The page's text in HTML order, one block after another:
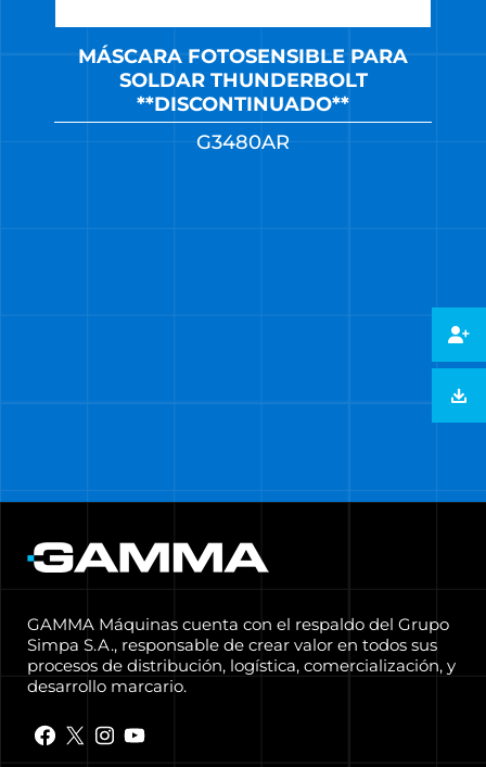
MÁSCARA FOTOSENSIBLE PARA
SOLDAR THUNDERBOLT
**DISCONTINUADO**
G3480AR
GAMMA Máquinas cuenta con el respaldo del Grupo
Simpa S.A., responsable de crear valor en todos sus
procesos de distribución, logística, comercialización, y
desarrollo marcario.